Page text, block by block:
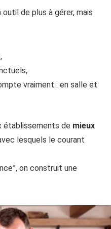
outil de plus à gérer, mais
vraiment : en salle et
établissements de mieux
lesquels le courant
on construit une